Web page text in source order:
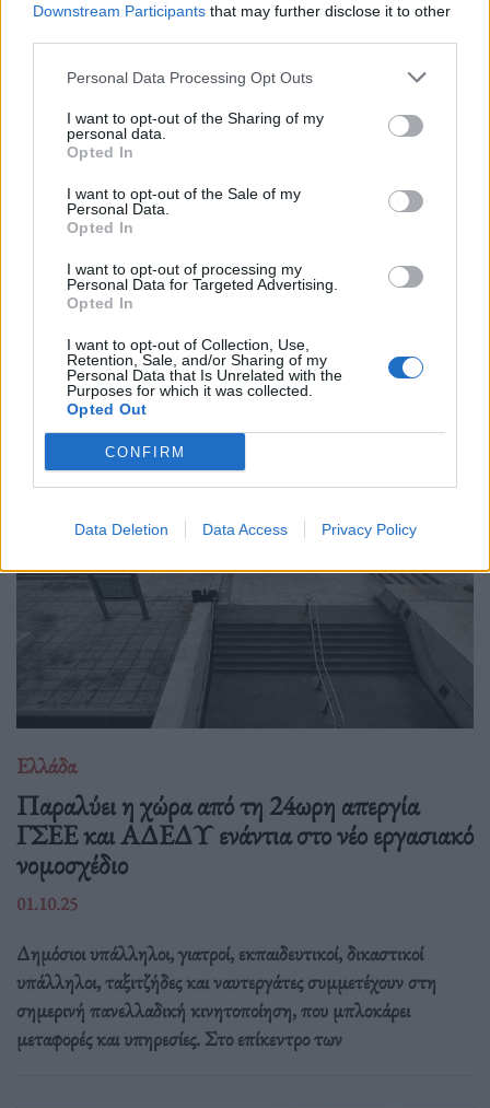
Downstream Participants that may further disclose it to other
Personal Data Processing Opt Outs
I want to opt-out of the Sharing of my
personal data.
Opted In
I want to opt-out of the Sale of my
Personal Data.
Opted In
I want to opt-out of processing my
Personal Data for Targeted Advertising.
Opted In
I want to opt-out of Collection, Use,
Retention, Sale, and/or Sharing of my
Personal Data that Is Unrelated with the
Purposes for which it was collected.
Opted Out
CONFIRM
Data Deletion Data Access Privacy Policy
Ελλάδα
Ώρα να μπερδευτούμε ξανά: Γυρίζουμε τα
ρολόγια μία ώρα πίσω γιατί… έτσι συνηθίσαμε
16.10.25
Την Κυριακή 26 Οκτωβρίου, στις 04:00 τα ξημερώματα, θα
ξαναζήσουμε το πιο παράλογο ευρωπαϊκό ραντεβού με τον
χρόνο: θα γυρίσουμε τα ρολόγια μας πίσω μία ώρα, για να
"εξοικονομήσουμε ενέργεια".
Ελλάδα
Παραλύει η χώρα από τη 24ωρη απεργία
ΓΣΕΕ και ΑΔΕΔΥ ενάντια στο νέο εργασιακό
νομοσχέδιο
01.10.25
Δημόσιοι υπάλληλοι, γιατροί, εκπαιδευτικοί, δικαστικοί
υπάλληλοι, ταξιτζήδες και ναυτεργάτες συμμετέχουν στη
σημερινή πανελλαδική κινητοποίηση, που μπλοκάρει
μεταφορές και υπηρεσίες. Στο επίκεντρο των